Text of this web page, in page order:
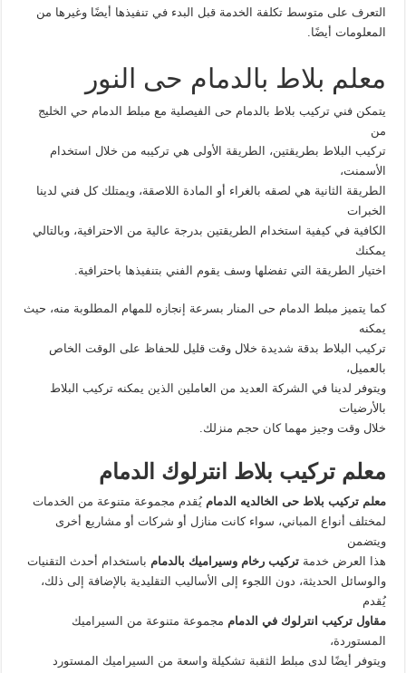
التعرف على متوسط تكلفة الخدمة قبل البدء في تنفيذها أيضًا وغيرها من
المعلومات أيضًا.
معلم بلاط بالدمام حى النور
يتمكن فني تركيب بلاط بالدمام حى الفيصلية مع مبلط الدمام حي الخليج
من
تركيب البلاط بطريقتين، الطريقة الأولى هي تركيبه من خلال استخدام
الأسمنت،
الطريقة الثانية هي لصقه بالغراء أو المادة اللاصقة، ويمتلك كل فني لدينا
الخبرات
الكافية في كيفية استخدام الطريقتين بدرجة عالية من الاحترافية، وبالتالي
يمكنك
اختيار الطريقة التي تفضلها وسف يقوم الفني بتنفيذها باحترافية.
كما يتميز مبلط الدمام حى المنار بسرعة إنجازه للمهام المطلوبة منه، حيث
يمكنه
تركيب البلاط بدقة شديدة خلال وقت قليل للحفاظ على الوقت الخاص
بالعميل،
ويتوفر لدينا في الشركة العديد من العاملين الذين يمكنه تركيب البلاط
بالأرضيات
خلال وقت وجيز مهما كان حجم منزلك.
معلم تركيب بلاط انترلوك الدمام
معلم تركيب بلاط حى الخالديه الدمام يُقدم مجموعة متنوعة من الخدمات
لمختلف أنواع المباني، سواء كانت منازل أو شركات أو مشاريع أخرى
ويتضمن
هذا العرض خدمةتركيب رخام وسيراميك بالدمام باستخدام أحدث التقنيات
والوسائل الحديثة، دون اللجوء إلى الأساليب التقليدية بالإضافة إلى ذلك،
يُقدم
مقاول تركيب انترلوك في الدمام مجموعة متنوعة من السيراميك
المستوردة،
ويتوفر أيضًا لدى مبلط الثقبة تشكيلة واسعة من السيراميك المستورد